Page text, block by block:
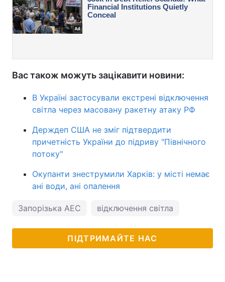
Вас також можуть зацікавити новини:
В Україні застосували екстрені відключення
світла через масовану ракетну атаку РФ
Держдеп США не зміг підтвердити
причетність України до підриву "Північного
потоку"
Окупанти знеструмили Харків: у місті немає
ані води, ані опалення
Запорізька АЕС відключення світла
ПІДТРИМАЙТЕ НАС